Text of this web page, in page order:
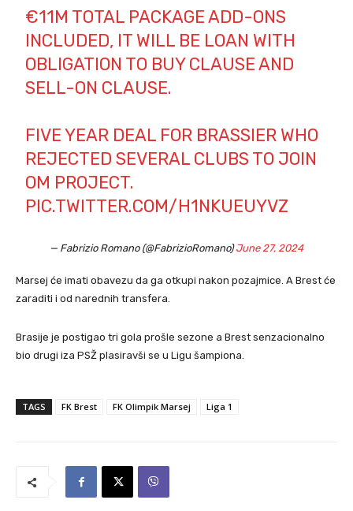
€11M TOTAL PACKAGE ADD-ONS
INCLUDED, IT WILL BE LOAN WITH
OBLIGATION TO BUY CLAUSE AND
SELL-ON CLAUSE.
FIVE YEAR DEAL FOR BRASSIER WHO
REJECTED SEVERAL CLUBS TO JOIN
OM PROJECT.
PIC.TWITTER.COM/H1NKUEUYVZ
— Fabrizio Romano (@FabrizioRomano)June 27, 2024
Marsej će imati obavezu da ga otkupi nakon pozajmice. A Brest će
zaraditi i od narednih transfera.
Brasije je postigao tri gola prošle sezone a Brest senzacionalno
bio drugi iza PSŽ plasiravši se u Ligu šampiona.
TAGS FK Brest FK Olimpik Marsej Liga 1